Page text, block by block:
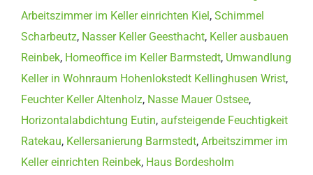
Arbeitszimmer im Keller einrichten Kiel, Schimmel
Scharbeutz, Nasser Keller Geesthacht, Keller ausbauen
Reinbek, Homeoffice im Keller Barmstedt, Umwandlung
Keller in Wohnraum Hohenlokstedt Kellinghusen Wrist,
Feuchter Keller Altenholz, Nasse Mauer Ostsee,
Horizontalabdichtung Eutin, aufsteigende Feuchtigkeit
Ratekau, Kellersanierung Barmstedt, Arbeitszimmer im
Keller einrichten Reinbek, Haus Bordesholm